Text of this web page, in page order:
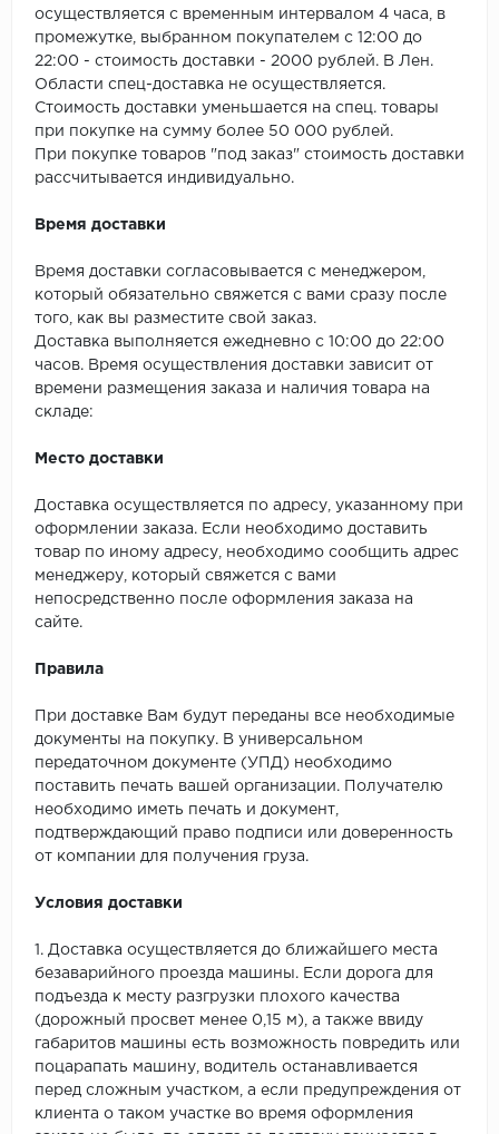
SPC Kronostep
SPC Promo
SPC Stronghold
Tulesna
Veon
Vinil click
осуществляется с временным интервалом 4 часа, в
промежутке, выбранном покупателем с 12:00 до
22:00 - стоимость доставки - 2000 рублей. В Лен.
Области спец-доставка не осуществляется.
Стоимость доставки уменьшается на спец. товары
при покупке на сумму более 50 000 рублей.
При покупке товаров "под заказ" стоимость доставки
рассчитывается индивидуально.
Время доставки
Время доставки согласовывается с менеджером,
который обязательно свяжется с вами сразу после
того, как вы разместите свой заказ.
Доставка выполняется ежедневно с 10:00 до 22:00
часов. Время осуществления доставки зависит от
времени размещения заказа и наличия товара на
складе:
Место доставки
Доставка осуществляется по адресу, указанному при
оформлении заказа. Если необходимо доставить
товар по иному адресу, необходимо сообщить адрес
менеджеру, который свяжется с вами
непосредственно после оформления заказа на
сайте.
Правила
При доставке Вам будут переданы все необходимые
документы на покупку. В универсальном
передаточном документе (УПД) необходимо
поставить печать вашей организации. Получателю
необходимо иметь печать и документ,
подтверждающий право подписи или доверенность
от компании для получения груза.
Условия доставки
1. Доставка осуществляется до ближайшего места
безаварийного проезда машины. Если дорога для
подъезда к месту разгрузки плохого качества
(дорожный просвет менее 0,15 м), а также ввиду
габаритов машины есть возможность повредить или
поцарапать машину, водитель останавливается
перед сложным участком, а если предупреждения от
клиента о таком участке во время оформления